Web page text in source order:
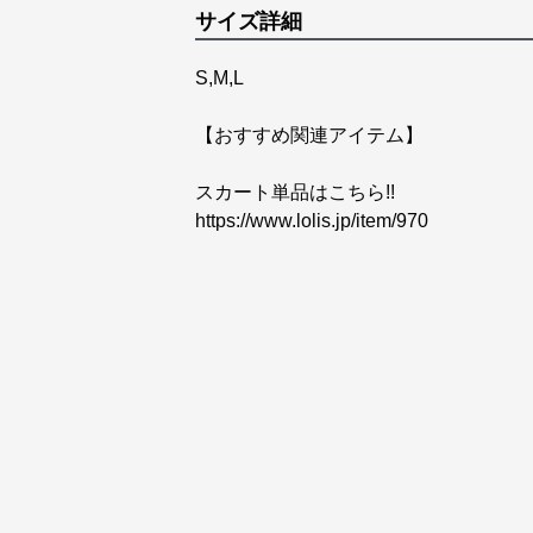
サイズ詳細
S,M,L
【おすすめ関連アイテム】
https://www.lolis.jp/item/970